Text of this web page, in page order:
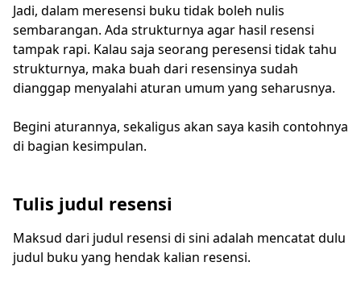
Jadi, dalam meresensi buku tidak boleh nulis
sembarangan. Ada strukturnya agar hasil resensi
tampak rapi. Kalau saja seorang peresensi tidak tahu
strukturnya, maka buah dari resensinya sudah
dianggap menyalahi aturan umum yang seharusnya.
Begini aturannya, sekaligus akan saya kasih contohnya
di bagian kesimpulan.
Tulis judul resensi
Maksud dari judul resensi di sini adalah mencatat dulu
judul buku yang hendak kalian resensi.